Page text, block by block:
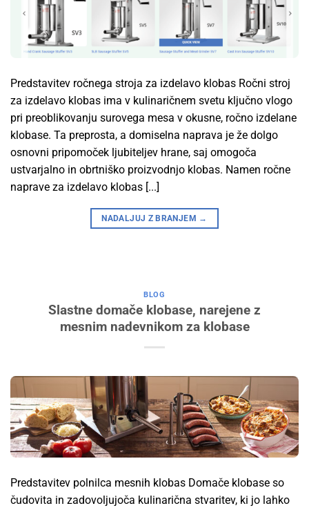
Predstavitev ročnega stroja za izdelavo klobas Ročni stroj
za izdelavo klobas ima v kulinaričnem svetu ključno vlogo
pri preoblikovanju surovega mesa v okusne, ročno izdelane
klobase. Ta preprosta, a domiselna naprava je že dolgo
osnovni pripomoček ljubiteljev hrane, saj omogoča
ustvarjalno in obrtniško proizvodnjo klobas. Namen ročne
naprave za izdelavo klobas [...]
NADALJUJ Z BRANJEM →
BLOG
Slastne domače klobase, narejene z
mesnim nadevnikom za klobase
Predstavitev polnilca mesnih klobas Domače klobase so
čudovita in zadovoljujoča kulinarična stvaritev, ki jo lahko